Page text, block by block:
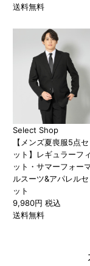
送料無料
Select Shop
【メンズ夏喪服5点セ
ット】レギュラーフィ
ット・サマーフォー
ルスーツ&アパレルセ
ット
9,980円 税込
送料無料